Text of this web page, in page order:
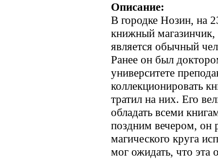
Описание:
В городке Нозин, на
книжный магазинчик,
является обычный
Ранее он был
университете
коллекционировать
тратил на них. Его
обладать всеми
поздним вечером,
магического круга
мог ожидать, что эта